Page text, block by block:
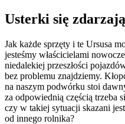
Usterki się zdarzają
Jak każde sprzęty i te Ursusa
jesteśmy właścicielami
niedalekiej przeszłości
bez problemu znajdziemy.
na naszym podwórku stoi
za odpowiednią częścią trzeba
czy w takiej sytuacji skazani
od innego rolnika?